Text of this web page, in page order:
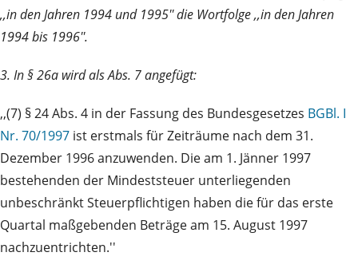
,,in den Jahren 1994 und 1995'' die Wortfolge ,,in den Jahren
1994 bis 1996''.
3. In § 26a wird als Abs. 7 angefügt:
,,(7) § 24 Abs. 4 in der Fassung des Bundesgesetzes BGBl. I
Nr. 70/1997 ist erstmals für Zeiträume nach dem 31.
Dezember 1996 anzuwenden. Die am 1. Jänner 1997
bestehenden der Mindeststeuer unterliegenden
unbeschränkt Steuerpflichtigen haben die für das erste
Quartal maßgebenden Beträge am 15. August 1997
nachzuentrichten.''